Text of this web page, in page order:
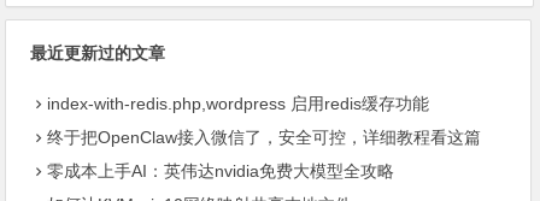
最近更新过的文章
index-with-redis.php,wordpress 启用redis缓存功能
终于把OpenClaw接入微信了，安全可控，详细教程看这篇
零成本上手AI：英伟达nvidia免费大模型全攻略